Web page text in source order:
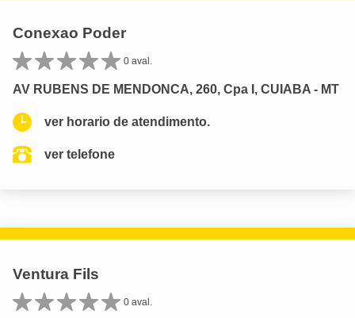
Conexao Poder
0 aval.
AV RUBENS DE MENDONCA, 260, Cpa I, CUIABA - MT
ver horario de atendimento.
ver telefone
Ventura Fils
0 aval.